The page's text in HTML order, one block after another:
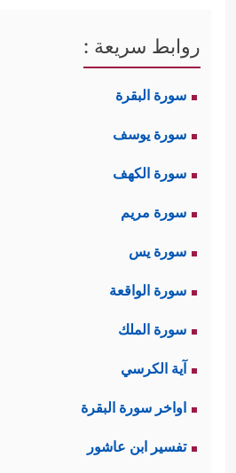
روابط سريعة :
سورة البقرة
سورة يوسف
سورة الكهف
سورة مريم
سورة يس
سورة الواقعة
سورة الملك
آية الكرسي
اواخر سورة البقرة
تفسير ابن عاشور